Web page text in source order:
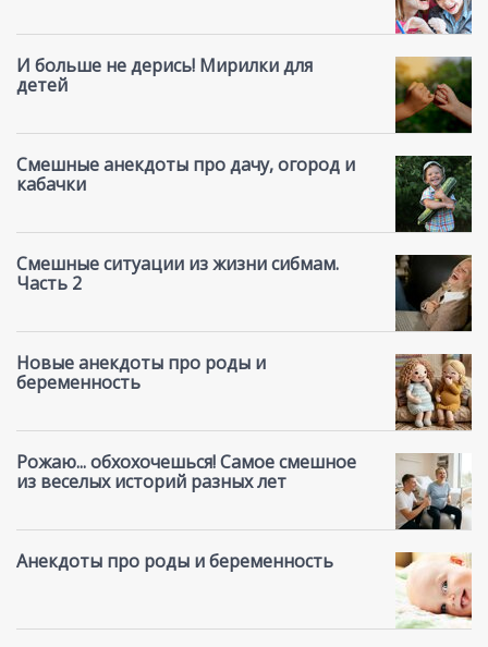
И больше не дерись! Мирилки для
детей
Смешные анекдоты про дачу, огород и
кабачки
Смешные ситуации из жизни сибмам.
Часть 2
Новые анекдоты про роды и
беременность
Рожаю... обхохочешься! Самое смешное
из веселых историй разных лет
Анекдоты про роды и беременность